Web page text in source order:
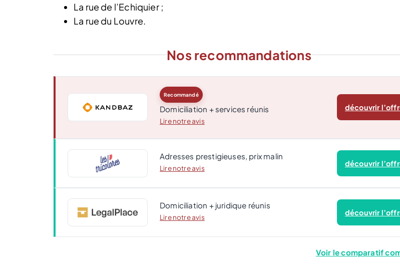
La rue de l’Echiquier ;
La rue du Louvre.
Nos recommandations
Recommandé
Domiciliation + services réunis
Lire notre avis
découvrir
Adresses prestigieuses, prix malin
Lire notre avis
découvrir
Domiciliation + juridique réunis
Lire notre avis
découvrir
Voir le comparatif